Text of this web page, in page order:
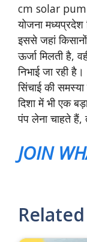
cm solar
योजना
इससे जहां
ऊर्जा मिलती है,
निभाई जा रही
सिंचाई की
दिशा में भी एक
पंप लेना चाहते हैं,
JOIN